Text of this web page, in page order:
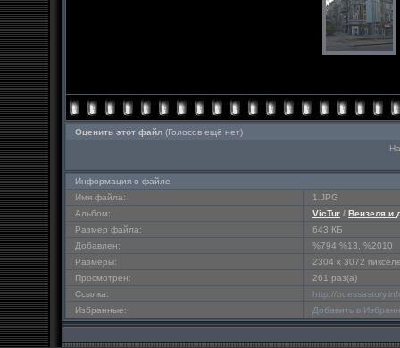
Оценить этот файл (Голосов ещё нет)
Информация о файле
Имя файла:
1.JPG
Альбом:
VicTur / Вензеля и
Размер файла:
643 КБ
Добавлен:
%794 %13, %2010
Размеры:
2304 x 3072
Просмотрен:
261 раз(а)
Ссылка:
http://
Избранные:
Добавить в